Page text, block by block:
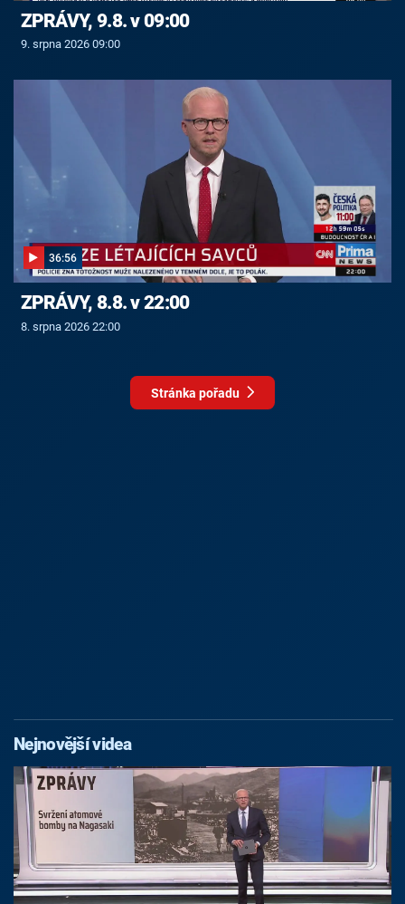
ZPRÁVY, 9.8. v 09:00
9. srpna 2026 09:00
36:56
ZPRÁVY, 8.8. v 22:00
8. srpna 2026 22:00
Stránka pořadu
Nejnovější videa